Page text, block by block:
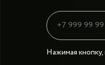
Нажимая кнопку,